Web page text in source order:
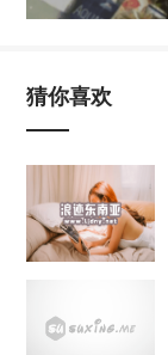
猜你喜欢